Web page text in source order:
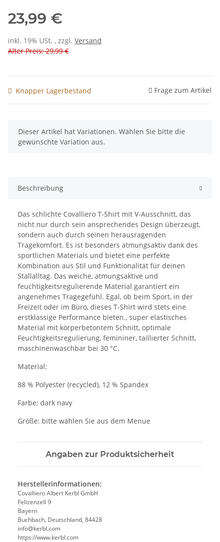
23,99 €
inkl. 19% USt. , zzgl. Versand
Alter Preis: 29,99 €
Knapper Lagerbestand Frage zum Artikel
x
Dieser Artikel hat Variationen. Wählen Sie bitte die
gewünschte Variation aus.
Beschreibung
Das schlichte Covalliero T-Shirt mit V-Ausschnitt, das
nicht nur durch sein ansprechendes Design überzeugt,
sondern auch durch seinen herausragenden
Tragekomfort. Es ist besonders atmungsaktiv dank des
sportlichen Materials und bietet eine perfekte
Kombination aus Stil und Funktionalität für deinen
Stallalltag. Das weiche, atmungsaktive und
feuchtigkeitsregulierende Material garantiert ein
angenehmes Tragegefühl. Egal, ob beim Sport, in der
Freizeit oder im Büro, dieses T-Shirt wird stets eine
erstklassige Performance bieten., super elastisches
Material mit körperbetontem Schnitt, optimale
Feuchtigkeitsregulierung, femininer, taillierter Schnitt,
maschinenwaschbar bei 30 °C.
Material:
88 % Polyester (recycled), 12 % Spandex
Farbe: dark navy
Größe: bitte wählen Sie aus dem Menue
Angaben zur Produktsicherheit
Herstellerinformationen:
Covalliero Albert Kerbl GmbH
Felizenzell 9
Bayern
Buchbach, Deutschland, 84428
info@kerbl.com
https://www.kerbl.com